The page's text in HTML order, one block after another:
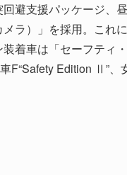
避支援パッケージ、
ラ）」を採用。これ
着車は「セーフティ
F“Safety Edition Ⅱ”、